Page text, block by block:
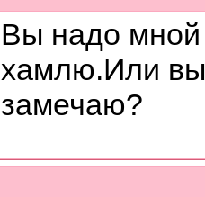
Вы надо мной
хамлю.Или вы
замечаю?